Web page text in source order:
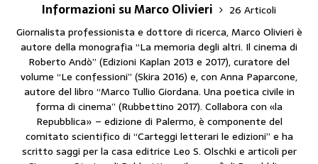
Informazioni su Marco Olivieri
26 Articoli
Giornalista professionista e dottore di ricerca, Marco Olivieri è
autore della monografia “La memoria degli altri. Il cinema di
Roberto Andò” (Edizioni Kaplan 2013 e 2017), curatore del
volume “Le confessioni” (Skira 2016) e, con Anna Paparcone,
autore del libro “Marco Tullio Giordana. Una poetica civile in
forma di cinema” (Rubbettino 2017). Collabora con «la
Repubblica» – edizione di Palermo, è componente del
comitato scientifico di “Carteggi letterari le edizioni” e ha
scritto saggi per la casa editrice Leo S. Olschki e articoli per